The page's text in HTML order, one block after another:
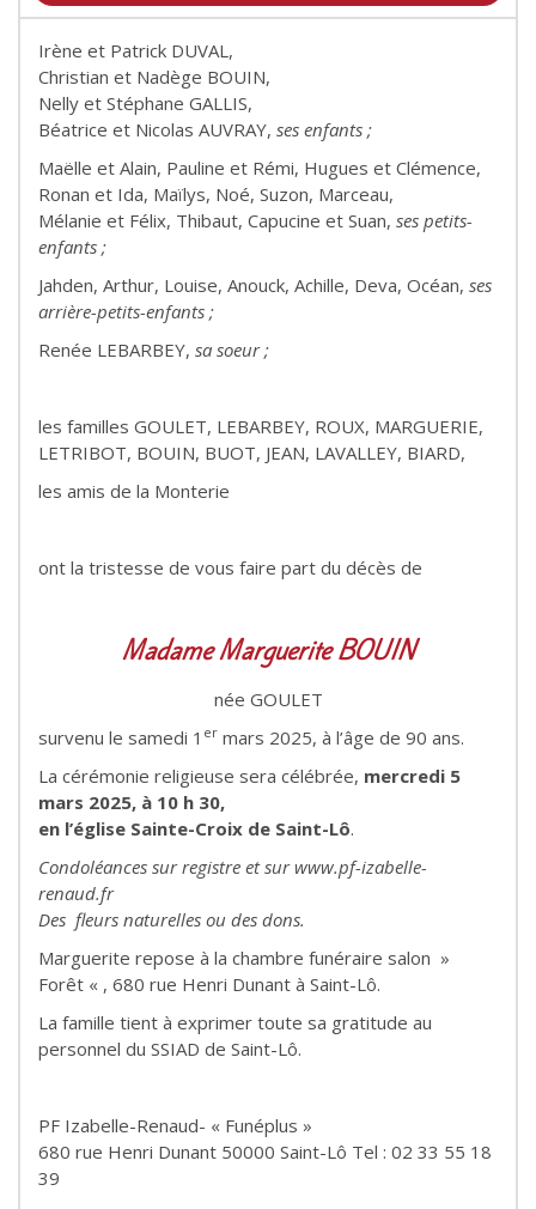
Irène et Patrick DUVAL,
Christian et Nadège BOUIN,
Nelly et Stéphane GALLIS,
Béatrice et Nicolas AUVRAY, ses enfants ;
Maëlle et Alain, Pauline et Rémi, Hugues et Clémence,
Ronan et Ida, Maïlys, Noé, Suzon, Marceau,
Mélanie et Félix, Thibaut, Capucine et Suan, ses petits-
enfants ;
Jahden, Arthur, Louise, Anouck, Achille, Deva, Océan, ses
arrière-petits-enfants ;
Renée LEBARBEY, sa soeur ;
les familles GOULET, LEBARBEY, ROUX, MARGUERIE,
LETRIBOT, BOUIN, BUOT, JEAN, LAVALLEY, BIARD,
les amis de la Monterie
ont la tristesse de vous faire part du décès de
Madame Marguerite BOUIN
née GOULET
survenu le samedi 1 er mars 2025, à l’âge de 90 ans.
La cérémonie religieuse sera célébrée, mercredi 5
mars 2025, à 10 h 30,
en l’église Sainte-Croix de Saint-Lô.
Condoléances sur registre et sur www.pf-izabelle-
renaud.fr
Des fleurs naturelles ou des dons.
Marguerite repose à la chambre funéraire salon »
Forêt « , 680 rue Henri Dunant à Saint-Lô.
La famille tient à exprimer toute sa gratitude au
personnel du SSIAD de Saint-Lô.
PF Izabelle-Renaud- « Funéplus »
680 rue Henri Dunant 50000 Saint-Lô Tel : 02 33 55 18
39